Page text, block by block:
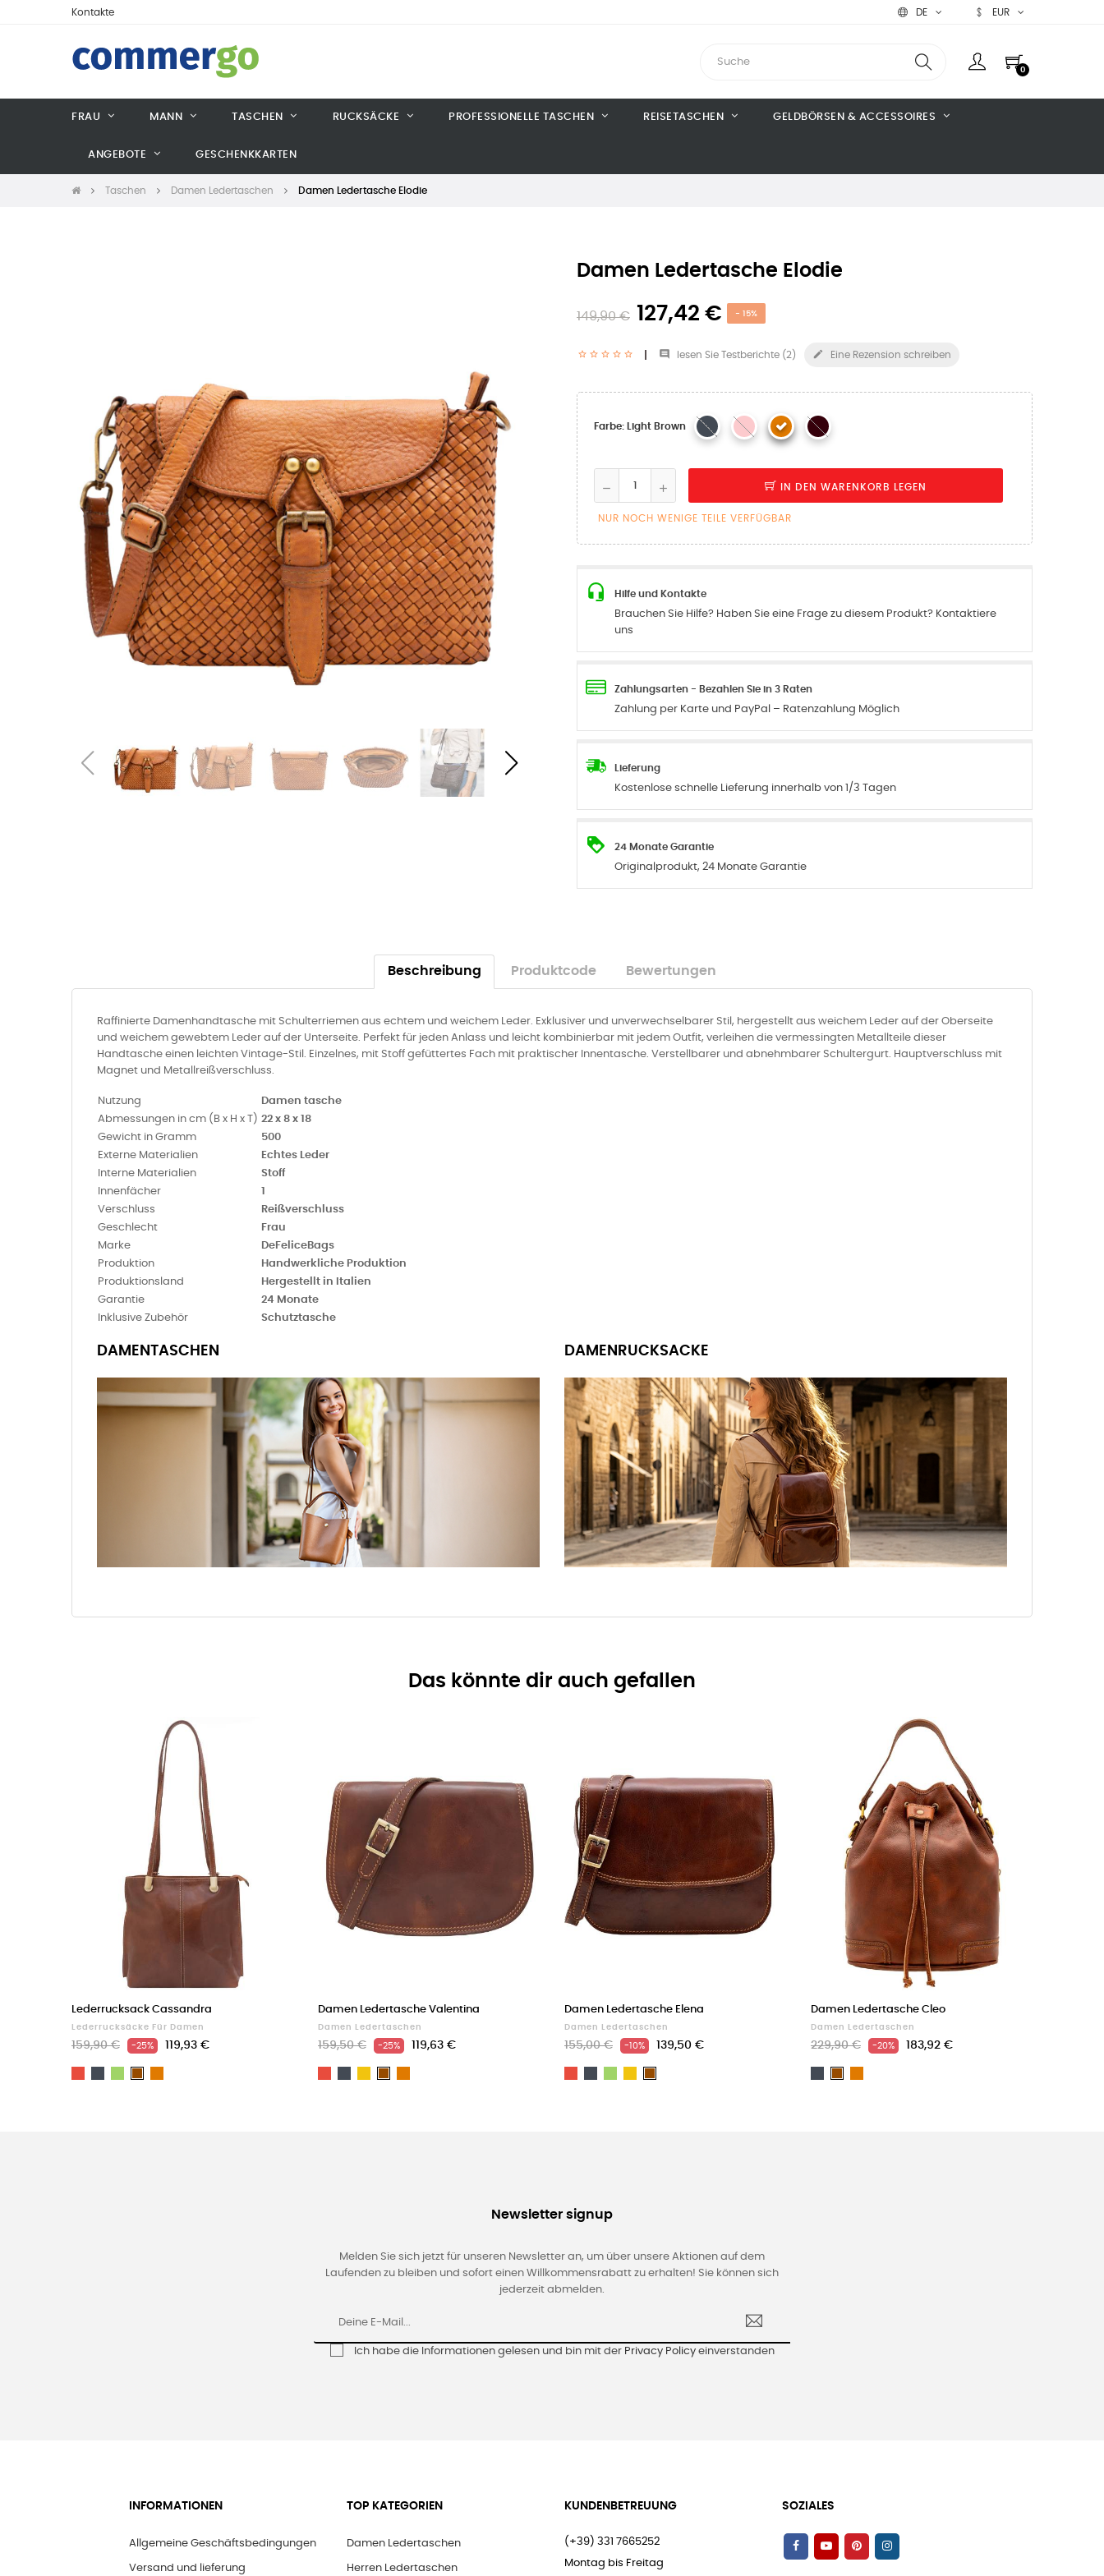
Kontakte DE EUR
0
FRAU MANN TASCHEN RUCKSÄCKE PROFESSIONELLE TASCHEN REISETASCHEN GELDBÖRSEN & ACCESSOIRES
ANGEBOTE GESCHENKKARTEN
Taschen Damen Ledertaschen Damen Ledertasche Elodie
Damen Ledertasche Elodie
149,90 € 127,42 € - 15%
 lesen Sie Testberichte (2 )  Eine Rezension schreiben
Farbe: Light Brown
IN DEN WARENKORB LEGEN
NUR NOCH WENIGE TEILE VERFÜGBAR
Hilfe und Kontakte
Brauchen Sie Hilfe? Haben Sie eine Frage zu diesem Produkt? Kontaktiere
uns
Zahlungsarten - Bezahlen Sie in 3 Raten
Zahlung per Karte und PayPal – Ratenzahlung Möglich
Lieferung
Kostenlose schnelle Lieferung innerhalb von 1/3 Tagen
24 Monate Garantie
Originalprodukt, 24 Monate Garantie
Beschreibung Produktcode Bewertungen
Raffinierte Damenhandtasche mit Schulterriemen aus echtem und weichem Leder. Exklusiver und unverwechselbarer Stil, hergestellt aus weichem Leder auf der Oberseite
und weichem gewebtem Leder auf der Unterseite. Perfekt für jeden Anlass und leicht kombinierbar mit jedem Outfit, verleihen die vermessingten Metallteile dieser
Handtasche einen leichten Vintage-Stil. Einzelnes, mit Stoff gefüttertes Fach mit praktischer Innentasche. Verstellbarer und abnehmbarer Schultergurt. Hauptverschluss mit
Magnet und Metallreißverschluss.
Nutzung
Damen tasche
Abmessungen in cm (B x H x T) 22 x 8 x 18
Gewicht in Gramm
500
Externe Materialien
Echtes Leder
Interne Materialien
Stoff
Innenfächer
1
Verschluss
Reißverschluss
Geschlecht
Frau
Marke
DeFeliceBags
Produktion
Handwerkliche Produktion
Produktionsland
Hergestellt in Italien
Garantie
24 Monate
Inklusive Zubehör
Schutztasche
DAMENTASCHEN DAMENRUCKSACKE
Das könnte dir auch gefallen
Lederrucksack Cassandra
Lederrucksäcke Für Damen
159,90 € -25% 119,93 €
Damen Ledertasche Valentina
Damen Ledertaschen
159,50 € -25% 119,63 €
Damen Ledertasche Elena
Damen Ledertaschen
155,00 € -10% 139,50 €
Damen Ledertasche Cleo
Damen Ledertaschen
229,90 € -20% 183,92 €
Newsletter signup
Melden Sie sich jetzt für unseren Newsletter an, um über unsere Aktionen auf dem
Laufenden zu bleiben und sofort einen Willkommensrabatt zu erhalten! Sie können sich
jederzeit abmelden.
Ich habe die Informationen gelesen und bin mit der Privacy Policyeinverstanden
INFORMATIONEN
Allgemeine Geschäftsbedingungen
Versand und lieferung
TOP KATEGORIEN
Damen Ledertaschen
Herren Ledertaschen
KUNDENBETREUUNG
(+39) 331 7665252
Montag bis Freitag
SOZIALES